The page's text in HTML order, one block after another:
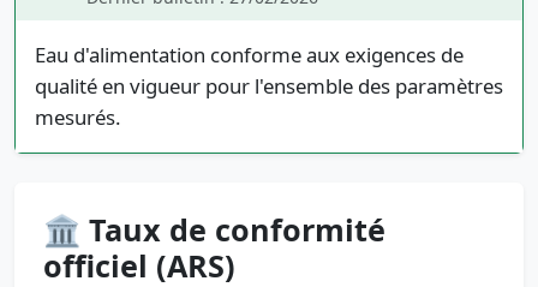
Eau d'alimentation conforme aux exigences de
qualité en vigueur pour l'ensemble des paramètres
mesurés.
🏛️ Taux de conformité
officiel (ARS)